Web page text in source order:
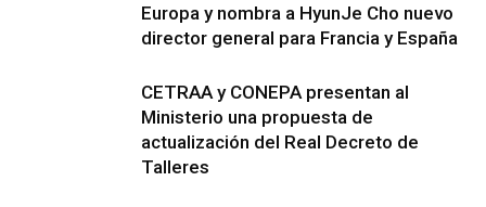
Europa y nombra a HyunJe Cho nuevo
director general para Francia y España
CETRAA y CONEPA presentan al
Ministerio una propuesta de
actualización del Real Decreto de
Talleres